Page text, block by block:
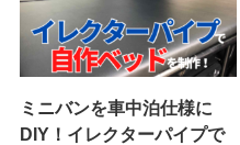
ミニバンを車中泊仕様に
DIY！イレクターパイプで